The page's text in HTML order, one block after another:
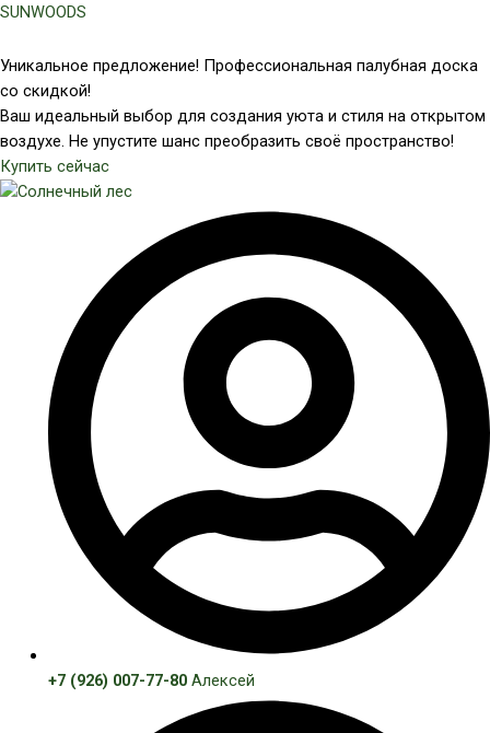
Перейти
содержимому
SUNWOODS
Уникальное предложение! Профессиональная палубная доска
со скидкой!
Ваш идеальный выбор для создания уюта и стиля на открытом
воздухе. Не упустите шанс преобразить своё пространство!
Купить сейчас
+7 (926) 007-77-80Алексей